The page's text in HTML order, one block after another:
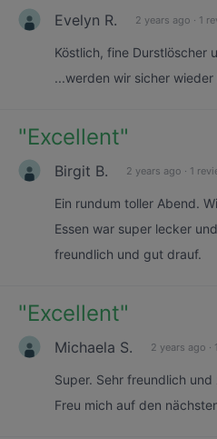
Evelyn R. 2 years ago · 1
Köstlich, fine Durstlöscher
...werden wir sicher wieder
"Excellent"
Birgit B. 2 years ago · 1
Ein rundum toller Abend.
Essen war super lecker
freundlich und gut drauf.
"Excellent"
Michaela S. 2 years ago ·
Super. Sehr freundlich
Freu mich auf den